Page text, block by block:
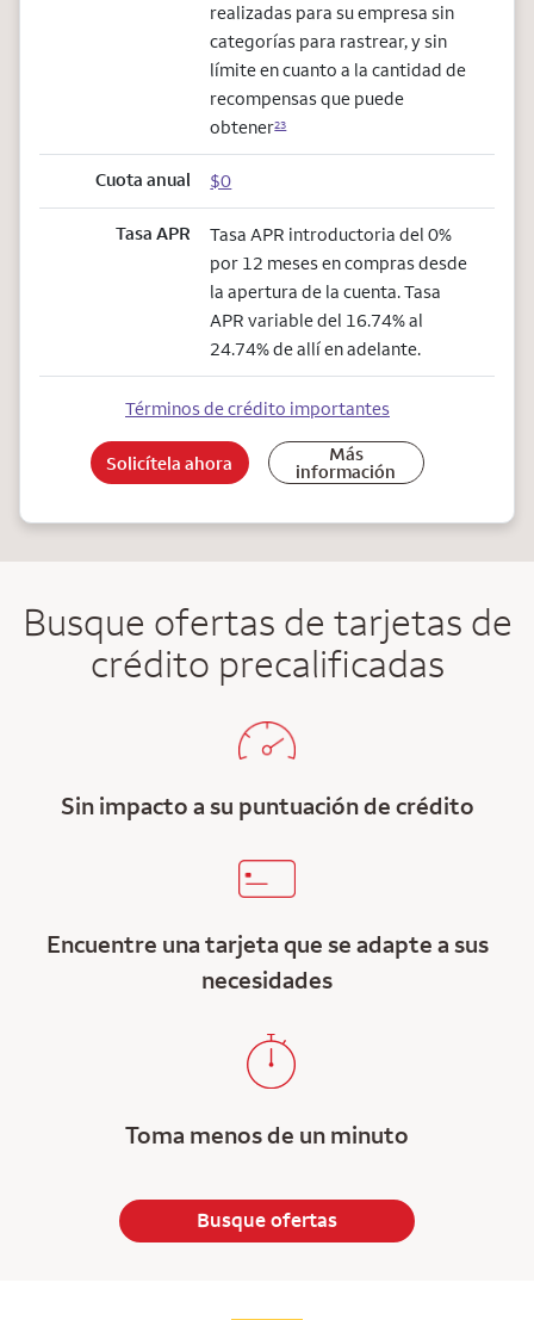
realizadas para su empresa sin
categorías para rastrear, y sin
límite en cuanto a la cantidad de
recompensas que puede
obtener23
Cuota anual $0
Tasa APR
Tasa APR introductoria del 0%
por 12 meses en compras desde
la apertura de la cuenta. Tasa
APR variable del 16.74% al
24.74% de allí en adelante.
Términos de crédito importantes
Solicítela ahora Más
información
Busque ofertas de tarjetas de
crédito precalificadas
Sin impacto a su puntuación de crédito
Encuentre una tarjeta que se adapte a sus
necesidades
Toma menos de un minuto
Busque ofertas